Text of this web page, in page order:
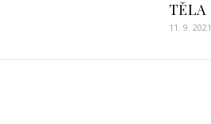
TĚLA
11. 9. 2021